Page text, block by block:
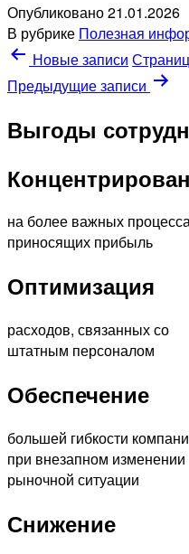
Опубликовано21.01.2026
В рубрике Полезная
Пагинация
записей
Новыезаписи
Предыдущиезаписи
Выгоды
на более важных
приносящих прибыль
Оптимизация
расходов, связанных со
штатным персоналом
Обеспечение
большей гибкости
при внезапном изменении
рыночной ситуации
Снижение